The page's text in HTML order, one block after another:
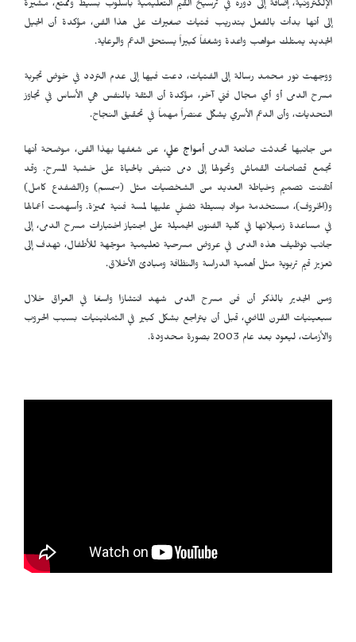
الإلكترونية، إضافة إلى دوره في ترسيخ القيم التعليمية بأسلوب بسيط وممتع، مشيرةً
إلى أنها بدأت بالفعل بتدريب فتيات صغيرات على هذا الفن، مؤكدة أن الجيل
الجديد يمتلك مواهب واعدة وشغفاً كبيراً يستحق الدعم والرعاية.
ووجهت نور محمد رسالة إلى الفتيات، دعت فيها إلى عدم التردد في خوض تجربة
مسرح الدمى أو أي مجال فني آخر، مؤكدة أن الثقة بالنفس هي الأساس في تجاوز
التحديات، وأن الدعم الأسري يشكّل عنصراً مهماً في تحقيق النجاح.
من جانبها تحدثت صانعة الدمىأمواج علي، عن شغفها بهذا الفن، موضحة أنها
تجمع قصاصات القماش وتحولها إلى دمى تنبض بالحياة على خشبة المسرح. وقد
أتقنت تصميم وخياطة العديد من الشخصيات مثل (سمسم) و(الضفدع كامل)
و(الخروف)، مستخدمة مواد بسيطة تضفي عليها لمسة فنية مميزة. وأسهمت أعمالها
في مساعدة زميلاتها في كلية الفنون الجميلة على اجتياز اختبارات مسرح الدمى، إلى
جانب توظيف هذه الدمى في عروض مسرحية تعليمية موجّهة للأطفال، تهدف إلى
تعزيز قيم تربوية مثل أهمية الدراسة والنظافة ومبادئ الأخلاق.
ومن الجدير بالذكر أن فن مسرح الدمى شهد انتشارًا واسعًا في العراق خلال
سبعينيات القرن الماضي، قبل أن يتراجع بشكل كبير في الثمانينيات بسبب الحروب
والأزمات، ليعود بعد عام 2003 بصورة محدودة.